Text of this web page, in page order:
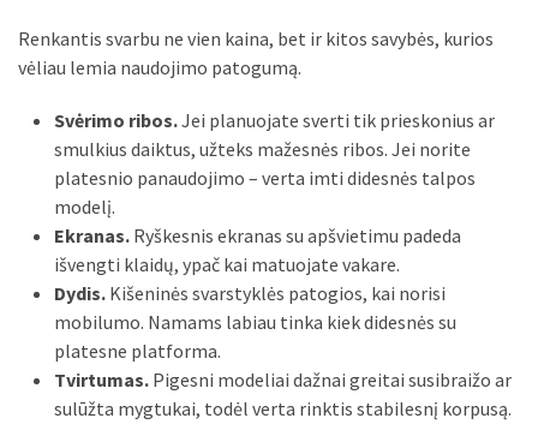
Namai
Įdomybės
Verslas
LAISVALAIKIS
Renkantis svarbu ne vien kaina, bet ir kitos savybės, kurios
vėliau lemia naudojimo patogumą.
Svėrimo ribos.Jei planuojate sverti tik prieskonius ar
smulkius daiktus, užteks mažesnės ribos. Jei norite
platesnio panaudojimo – verta imti didesnės talpos
modelį.
Ekranas. Ryškesnis ekranas su apšvietimu padeda
išvengti klaidų, ypač kai matuojate vakare.
Dydis. Kišeninės svarstyklės patogios, kai norisi
mobilumo. Namams labiau tinka kiek didesnės su
platesne platforma.
Tvirtumas. Pigesni modeliai dažnai greitai susibraižo ar
sulūžta mygtukai, todėl verta rinktis stabilesnį korpusą.